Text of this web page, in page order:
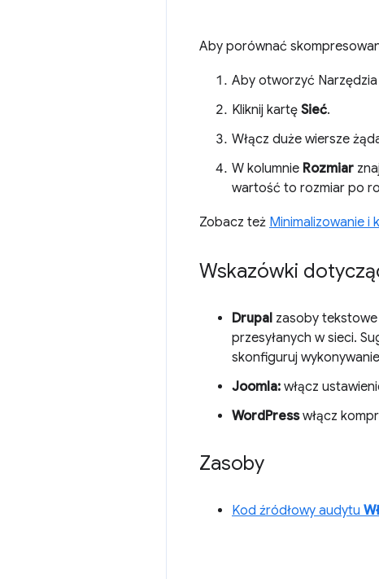
Aby porównać
Aby otworzyć
Kliknij kartę Sieć.
Włącz duże wiersze
W kolumnie Rozmiar
wartość to rozmiar po
Zobacz też Minimalizowanie i
Wskazówki
Drupal zasoby
przesyłanych w sieci.
skonfiguruj
Joomla: włącz
WordPresswłącz
Zasoby
Kod źródłowy audytu